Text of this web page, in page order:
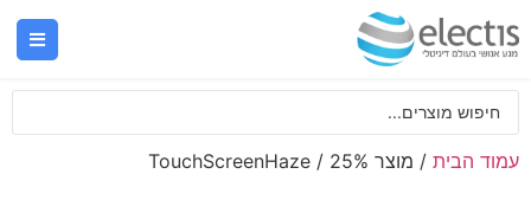
עמוד הבית / מוצר TouchScreenHaze / 25%